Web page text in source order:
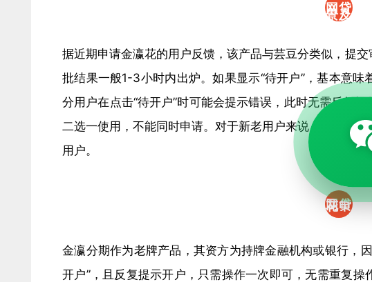
景及
网贷
度好
批的
金瀛
花申
据近期申请金瀛花的用户反馈，该产品与芸豆分类似，提
批结果一般1-3小时内出炉。如果显示“待开户”，基本意
分用户在点击“待开户”时可能会提示错误，此时无需反复
二选一使用，不能同时申请。对于新老用户来说，金瀛花
用户。
网贷
度好
金瀛分期作为老牌产品，其资方为持牌金融机构或银行，
开户”，且反复提示开户，只需操作一次即可，无需重复